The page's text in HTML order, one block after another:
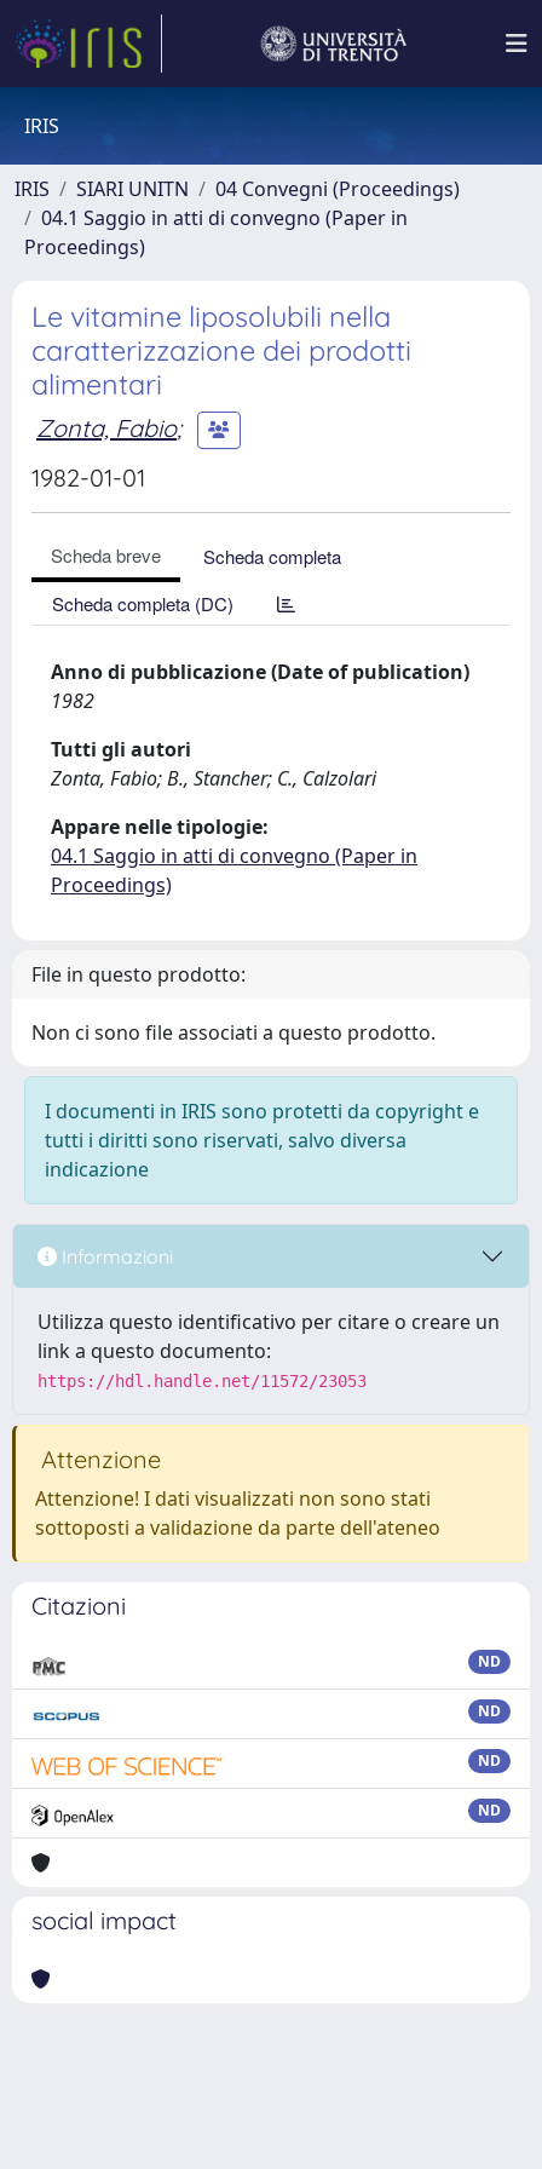
IRIS
IRIS SIARI UNITN
04 Convegni (Proceedings)
04.1 Saggio in atti di convegno (Paper in
Proceedings)
Le vitamine liposolubili nella
caratterizzazione dei prodotti
alimentari
Zonta, Fabio;
1982-01-01
Scheda breve
Scheda completa
Scheda completa (DC)
Anno di pubblicazione (Date of publication)
1982
Tutti gli autori
Zonta, Fabio; B., Stancher; C., Calzolari
Appare nelle tipologie:
04.1 Saggio in atti di convegno (Paper in
Proceedings)
File in questo prodotto:
Non ci sono file associati a questo prodotto.
I documenti in IRIS sono protetti da copyright e
tutti i diritti sono riservati, salvo diversa
indicazione
Informazioni
Utilizza questo identificativo per citare o creare un
link a questo documento:
https://hdl.handle.net/11572/23053
Attenzione
Attenzione! I dati visualizzati non sono stati
sottoposti a validazione da parte dell'ateneo
Citazioni
ND
ND
ND
ND
social impact